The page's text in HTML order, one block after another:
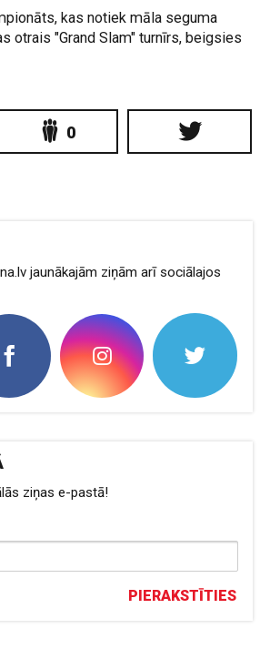
kas notiek māla seguma
otrais "Grand Slam" turnīrs, beigsies
0
jaunākajām ziņām arī sociālajos
ziņas e-pastā!
PIERAKSTĪTIES